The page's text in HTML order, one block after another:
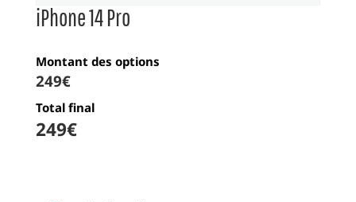
iPhone 14 Pro
Montant des options
249€
Total final
249€